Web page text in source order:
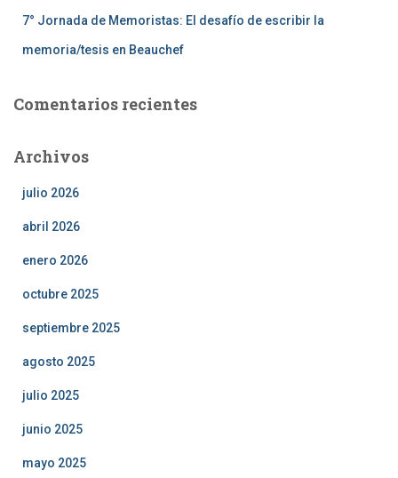
7° Jornada de Memoristas: El desafío de escribir la
memoria/tesis en Beauchef
Comentarios recientes
Archivos
julio 2026
abril 2026
enero 2026
octubre 2025
septiembre 2025
agosto 2025
julio 2025
junio 2025
mayo 2025